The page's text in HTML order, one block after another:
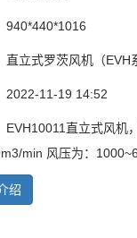
940*440*1016
直立式罗茨风机（EVH
2022-11-19 14:52
EVH10011直立式风机
min 风压为：
绍